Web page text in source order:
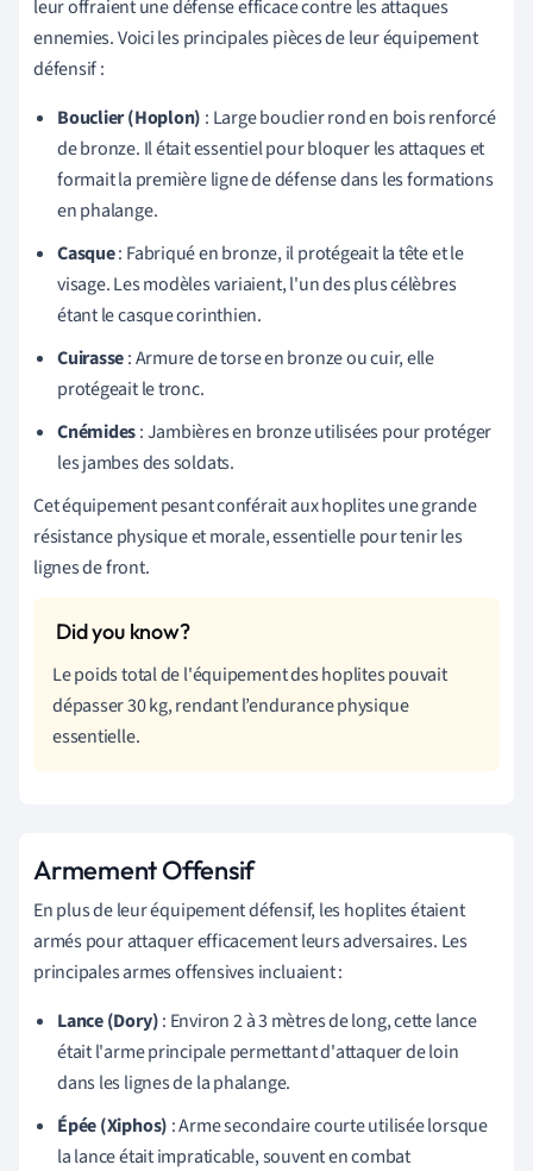
leur offraient une défense efficace contre les attaques
ennemies. Voici les principales pièces de leur équipement
défensif :
Bouclier (Hoplon) : Large bouclier rond en bois renforcé
de bronze. Il était essentiel pour bloquer les attaques et
formait la première ligne de défense dans les formations
en phalange.
Casque: Fabriqué en bronze, il protégeait la tête et le
visage. Les modèles variaient, l'un des plus célèbres
étant le casque corinthien.
Cuirasse: Armure de torse en bronze ou cuir, elle
protégeait le tronc.
Cnémides: Jambières en bronze utilisées pour protéger
les jambes des soldats.
Cet équipement pesant conférait aux hoplites une grande
résistance physique et morale, essentielle pour tenir les
lignes de front.
Le poids total de l'équipement des hoplites pouvait
dépasser 30 kg, rendant l’endurance physique
essentielle.
Armement Offensif
En plus de leur équipement défensif, les hoplites étaient
armés pour attaquer efficacement leurs adversaires. Les
principales armes offensives incluaient :
Lance (Dory): Environ 2 à 3 mètres de long, cette lance
était l'arme principale permettant d'attaquer de loin
dans les lignes de la phalange.
Épée (Xiphos) : Arme secondaire courte utilisée lorsque
la lance était impraticable, souvent en combat